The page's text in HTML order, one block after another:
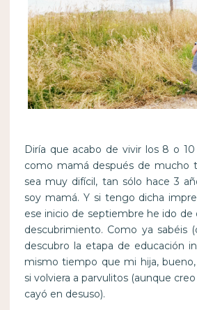
Diría que acabo de vivir los 8 o
como mamá después de mucho
sea muy difícil, tan sólo hace 3
soy mamá. Y si tengo dicha
ese inicio de septiembre he ido
descubrimiento. Como ya sabéis
descubro la etapa de educación
mismo tiempo que mi hija,
si volviera a parvulitos (aunque
cayó en desuso).